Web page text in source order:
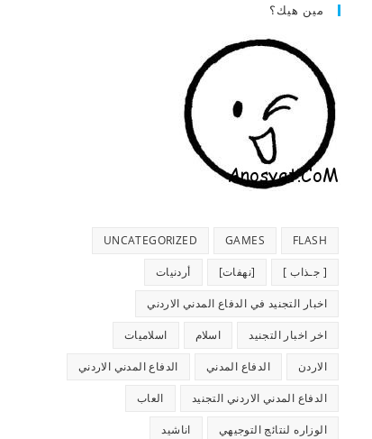
مين هيك؟
FLASH
GAMES
UNCATEGORIZED
[ جـذاب ] [نهفات] أردنيات
اخبار التجنيد في الدفاع المدني الاردني
اخر اخبار التجنيد اسلام اسلاميات
الاردن الدفاع المدني الدفاع المدني الاردني
الدفاع المدني الاردني التجنيد العاب
الوزاره لنتائج التوجيهي اناشيد